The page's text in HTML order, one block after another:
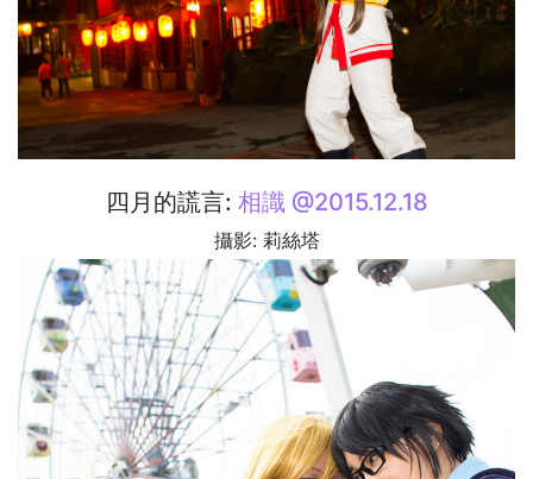
四月的謊言: 相識 @2015.12.18
攝影: 莉絲塔